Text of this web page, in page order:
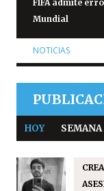
FIFA admite
Mundial
NOTICIAS
HOY SEMANA